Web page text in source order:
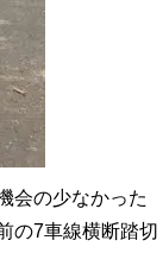
会の少なかった
の7車線横断踏切